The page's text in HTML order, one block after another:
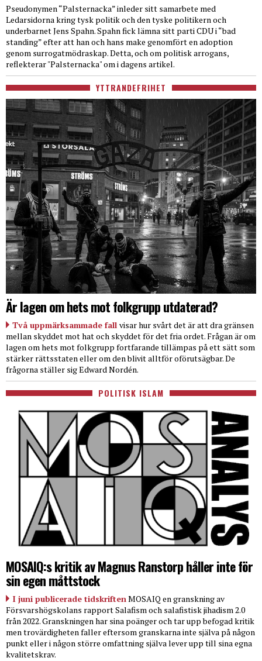
Pseudonymen “Palsternacka” inleder sitt samarbete med
Ledarsidorna kring tysk politik och den tyske politikern och
underbarnet Jens Spahn. Spahn fick lämna sitt parti CDU i “bad
standing” efter att han och hans make genomfört en adoption
genom surrogatmödraskap. Detta, och om politisk arrogans,
reflekterar "Palsternacka" om i dagens artikel.
YTTRANDEFRIHET
Är lagen om hets mot folkgrupp utdaterad?
Två uppmärksammade fall visar hur svårt det är att dra gränsen
mellan skyddet mot hat och skyddet för det fria ordet. Frågan är om
lagen om hets mot folkgrupp fortfarande tillämpas på ett sätt som
stärker rättsstaten eller om den blivit alltför oförutsägbar. De
frågorna ställer sig Edward Nordén.
POLITISK ISLAM
MOSAIQ:s kritik av Magnus Ranstorp håller inte för
sin egen måttstock
I juni publicerade tidskriftenMOSAIQ en granskning av
Försvarshögskolans rapport Salafism och salafistisk jihadism 2.0
från 2022. Granskningen har sina poänger och tar upp befogad kritik
men trovärdigheten faller eftersom granskarna inte själva på någon
punkt eller i någon större omfattning själva lever upp till sina egna
kvalitetskrav.